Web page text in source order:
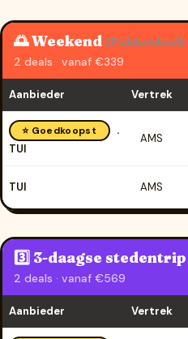
🌅 Weekend (Pakketdeal)
2 deals · vanaf €339
Aanbieder Vertrek
⭐ Goedkoopst
TUI
AMS
TUI AMS
3️⃣ 3-daagse stedentrip
2 deals · vanaf €569
Aanbieder Vertrek